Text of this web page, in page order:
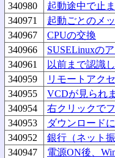
340980
起動途中で止
340971
起動ごとのメ
340967
CPUの交換
340966
SUSELinuxの
340961
以前まで認識
340959
リモートアク
340955
VCDが見られ
340954
右クリックで
340953
ダウンロード
340952
銀行（ネット
340947
電源ON後、